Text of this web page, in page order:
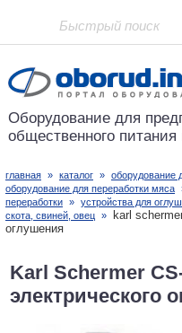
Проект основан в 2001
Оборудование для
общественного питания
главная » каталог » оборудование
оборудование для переработки мяса
переработки » устройства для
скота, свиней, овец »
karl
оглушения
Karl Schermer
электрического